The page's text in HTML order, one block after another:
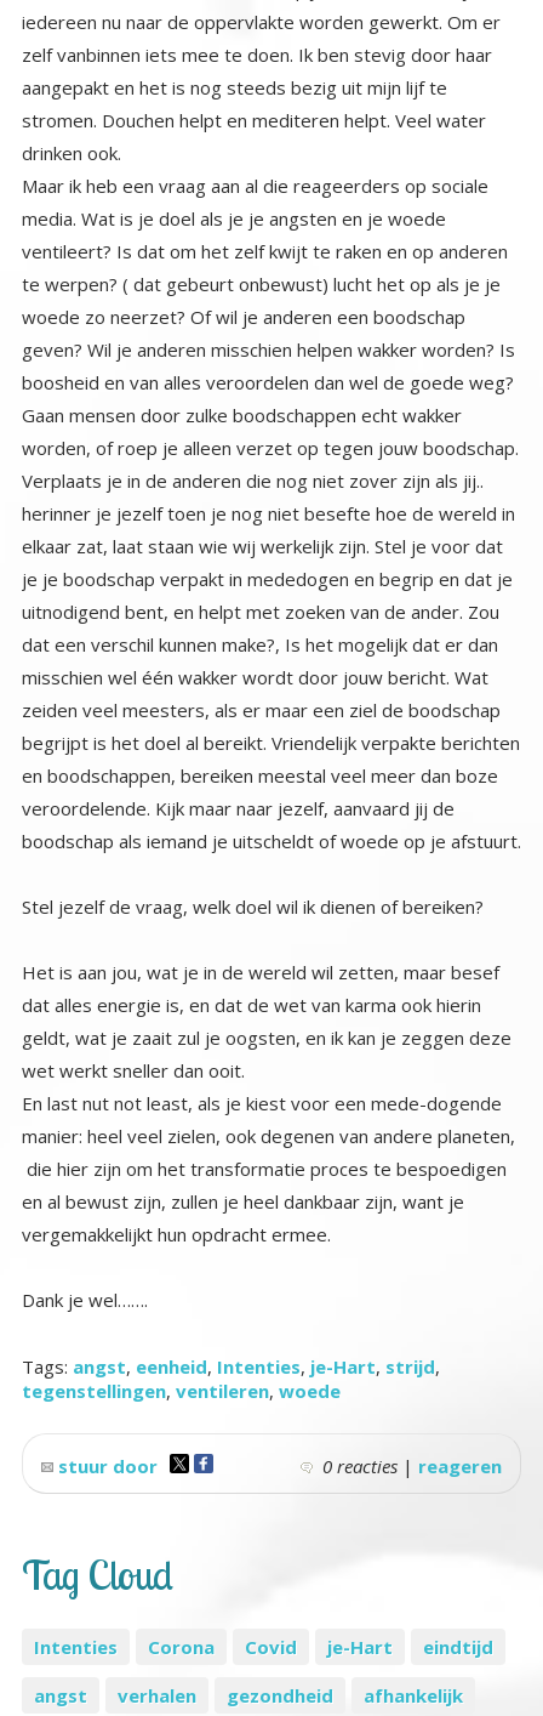
drinken ook.
Maar ik heb een vraag aan al die reageerders op sociale
media. Wat is je doel als je je angsten en je woede
ventileert? Is dat om het zelf kwijt te raken en op anderen
te werpen? ( dat gebeurt onbewust) lucht het op als je je
woede zo neerzet? Of wil je anderen een boodschap
geven? Wil je anderen misschien helpen wakker worden? Is
boosheid en van alles veroordelen dan wel de goede weg?
Gaan mensen door zulke boodschappen echt wakker
worden, of roep je alleen verzet op tegen jouw boodschap.
Verplaats je in de anderen die nog niet zover zijn als jij..
herinner je jezelf toen je nog niet besefte hoe de wereld in
elkaar zat, laat staan wie wij werkelijk zijn. Stel je voor dat
je je boodschap verpakt in mededogen en begrip en dat je
uitnodigend bent, en helpt met zoeken van de ander. Zou
dat een verschil kunnen make?, Is het mogelijk dat er dan
misschien wel één wakker wordt door jouw bericht. Wat
zeiden veel meesters, als er maar een ziel de boodschap
begrijpt is het doel al bereikt. Vriendelijk verpakte berichten
en boodschappen, bereiken meestal veel meer dan boze
veroordelende. Kijk maar naar jezelf, aanvaard jij de
boodschap als iemand je uitscheldt of woede op je afstuurt.
Stel jezelf de vraag, welk doel wil ik dienen of bereiken?
Het is aan jou, wat je in de wereld wil zetten, maar besef
dat alles energie is, en dat de wet van karma ook hierin
geldt, wat je zaait zul je oogsten, en ik kan je zeggen deze
wet werkt sneller dan ooit.
En last nut not least, als je kiest voor een mede-dogende
manier: heel veel zielen, ook degenen van andere planeten,
die hier zijn om het transformatie proces te bespoedigen
en al bewust zijn, zullen je heel dankbaar zijn, want je
vergemakkelijkt hun opdracht ermee.
Dank je wel…….
Tags: angst, eenheid, Intenties, je-Hart, strijd,
tegenstellingen, ventileren, woede
0 reacties | reageren
stuur door
Tag Cloud
Intenties Corona Covid je-Hart
eindtijd
angst
verhalen gezondheid
afhankelijk